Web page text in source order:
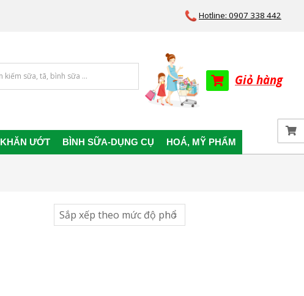
Hotline: 0907 338 442
Giỏ hàng
KHĂN ƯỚT BÌNH SỮA-DỤNG CỤ HOÁ, MỸ PHẨM